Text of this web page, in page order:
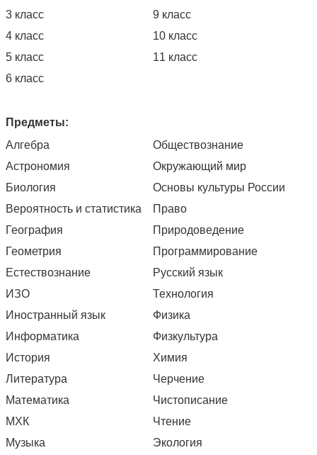
3 класс
4 класс
5 класс
6 класс
9 класс
10 класс
11 класс
Предметы:
Алгебра
Астрономия
Биология
Вероятность и статистика
География
Геометрия
Естествознание
ИЗО
Иностранный язык
Информатика
История
Литература
Математика
МХК
Музыка
Обществознание
Окружающий мир
Основы культуры России
Право
Природоведение
Программирование
Русский язык
Технология
Физика
Физкультура
Химия
Черчение
Чистописание
Чтение
Экология